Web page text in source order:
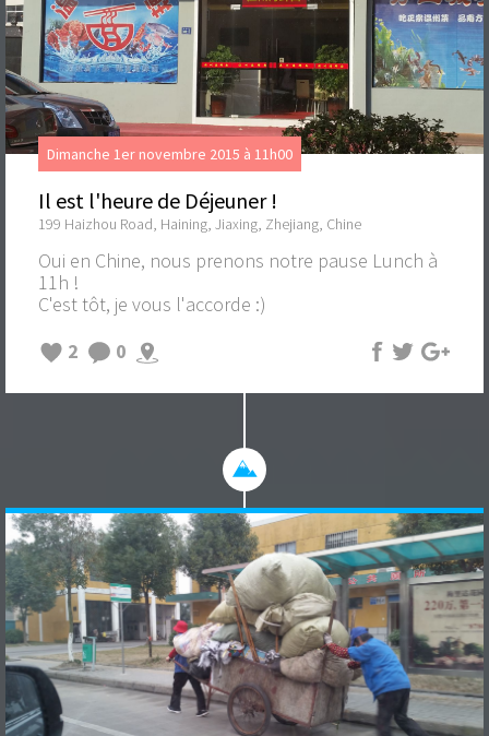
Dimanche 1er novembre 2015 à 11h00
Il est l'heure de Déjeuner !
199 Haizhou Road, Haining, Jiaxing, Zhejiang, Chine
Oui en Chine, nous prenons notre pause Lunch à
11h !
C'est tôt, je vous l'accorde :)
2
0